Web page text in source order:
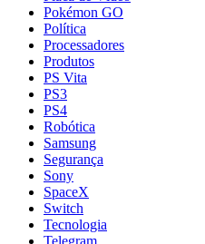
Pokémon GO
Política
Processadores
Produtos
PS Vita
PS3
PS4
Robótica
Samsung
Segurança
Sony
SpaceX
Switch
Tecnologia
Telegram